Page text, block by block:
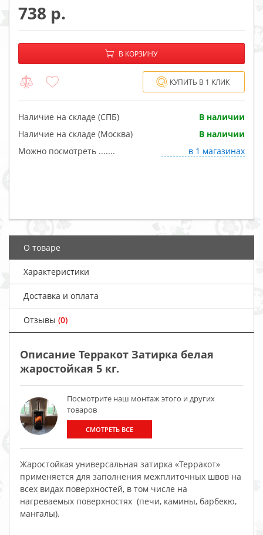
738
−
В КОРЗИНУ
КУПИТЬ В 1 КЛИК
Наличие на складе (СПБ)
В наличии
Наличие на складе (Москва)
В наличии
Можно посмотреть .......
в 1 магазинах
О товаре
Характеристики
Доставка и оплата
Отзывы (0)
Описание Терракот Затирка белая
жаростойкая 5 кг.
Посмотрите наш монтаж этого и других
товаров
СМОТРЕТЬ ВСЕ
Жаростойкая универсальная затирка «Терракот»
применяется для заполнения межплиточных швов на
всех видах поверхностей, в том числе на
нагреваемых поверхностях (печи, камины, барбекю,
мангалы).